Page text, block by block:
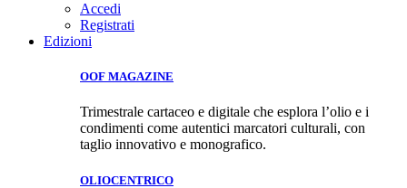
Accedi
Registrati
Edizioni
OOF MAGAZINE
Trimestrale cartaceo e digitale che esplora l’olio e i
condimenti come autentici marcatori culturali, con
taglio innovativo e monografico.
OLIOCENTRICO